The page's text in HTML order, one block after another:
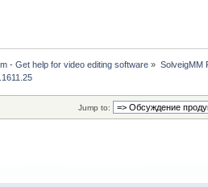
- Get help for video editing software » SolveigMM
Jump to: